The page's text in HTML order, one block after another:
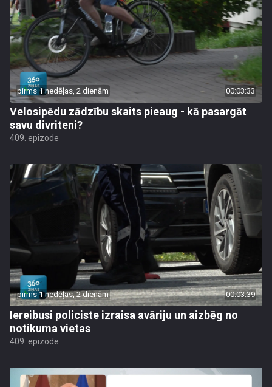
pirms 1 nedēļas, 2 dienām 00:03:33
Velosipēdu zādzību skaits pieaug - kā pasargāt
savu divriteni?
409. epizode
pirms 1 nedēļas, 2 dienām 00:03:39
Iereibusi policiste izraisa avāriju un aizbēg no
notikuma vietas
409. epizode